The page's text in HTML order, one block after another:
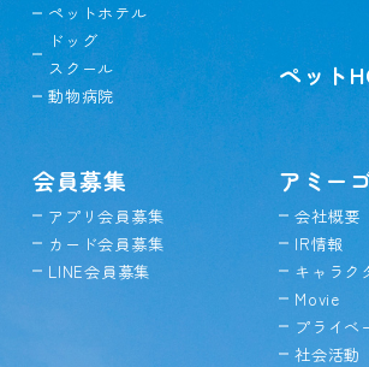
ペットホテル
ドッグ
スクール
動物病院
ペット
会員募集
アプリ会員募集
カード会員募集
LINE会員募集
アミー
会社概要
IR情報
キャラク
Movie
プライベ
社会活動